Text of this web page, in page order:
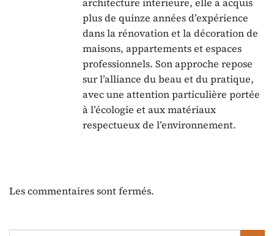
plus de quinze années d’expérience
dans la rénovation et la décoration de
maisons, appartements et espaces
professionnels. Son approche repose
sur l’alliance du beau et du pratique,
avec une attention particulière portée
à l’écologie et aux matériaux
respectueux de l’environnement.
Les commentaires sont fermés.